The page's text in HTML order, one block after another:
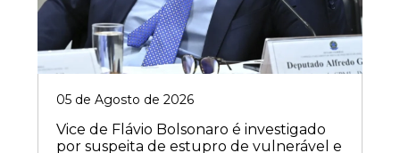
05 de Agosto de 2026
Vice de Flávio Bolsonaro é investigado
por suspeita de estupro de vulnerável e